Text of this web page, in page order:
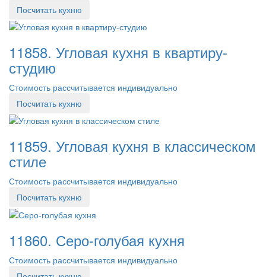
Посчитать кухню
11858. Угловая кухня в квартиру-
студию
Стоимость рассчитывается индивидуально
Посчитать кухню
11859. Угловая кухня в классическом
стиле
Стоимость рассчитывается индивидуально
Посчитать кухню
11860. Серо-голубая кухня
Стоимость рассчитывается индивидуально